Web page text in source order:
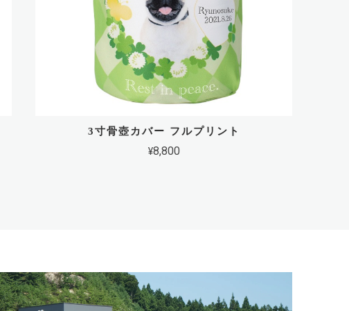
3寸骨壺カバー フルプリント
¥8,800